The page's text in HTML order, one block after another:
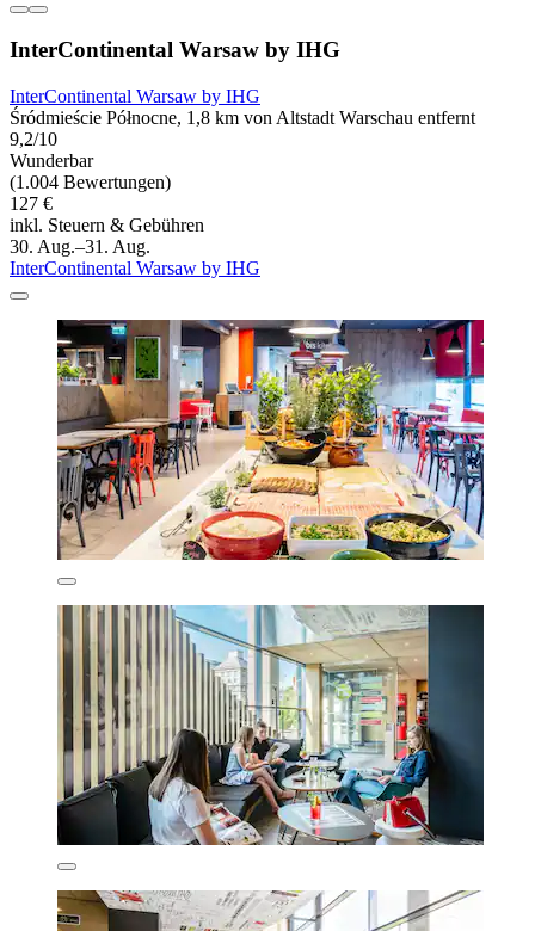
InterContinental Warsaw by IHG
InterContinental Warsaw by IHG
Śródmieście Północne, 1,8 km von Altstadt Warschau entfernt
9,2/10
Wunderbar
(1.004 Bewertungen)
127 €
inkl. Steuern & Gebühren
30. Aug.–31. Aug.
InterContinental Warsaw by IHG